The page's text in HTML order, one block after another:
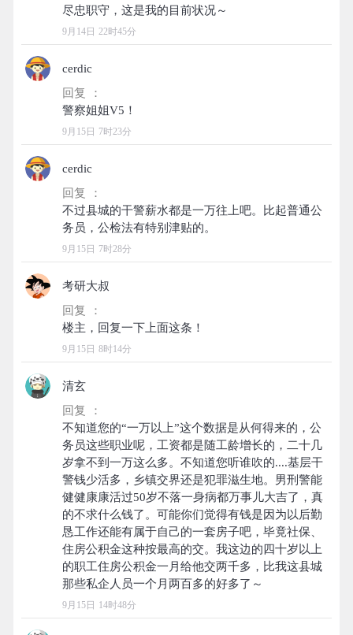
9月14日 22时45分
cerdic
回复 ：
9月15日 7时23分
cerdic
回复 ：
不过县城的干警薪水都是一万往上吧。比起普通公
9月15日 7时28分
考研大叔
回复 ：
9月15日 8时14分
清玄
回复 ：
不知道您的“一万以上”这个数据是从何得来的，公
务员这些职业呢，工资都是随工龄增长的，二十几
岁拿不到一万这么多。不知道您听谁吹的....基层干
警钱少活多，乡镇交界还是犯罪滋生地。男刑警能
健健康康活过50岁不落一身病都万事儿大吉了，真
的不求什么钱了。可能你们觉得有钱是因为以后勤
恳工作还能有属于自己的一套房子吧，毕竟社保、
住房公积金这种按最高的交。我这边的四十岁以上
的职工住房公积金一月给他交两千多，比我这县城
9月15日 14时48分